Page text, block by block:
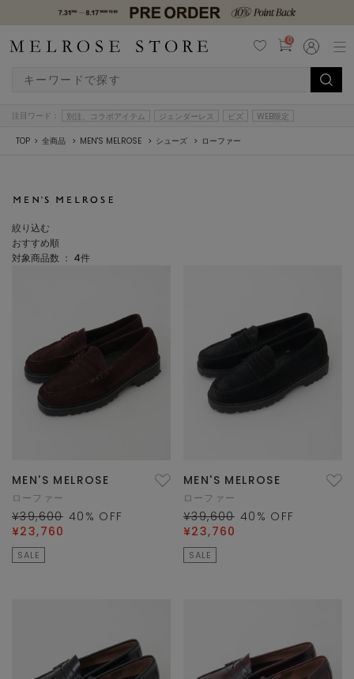
0
注目ワード： 別注、コラボアイテム ジェンダーレス ビズ WEB限定
TOP 全商品 MEN'S MELROSE シューズ ローファー
絞り込む
おすすめ順
対象商品数 ： 4件
MEN'S MELROSE
ローファー
¥39,600 40 % OFF
¥23,760
SALE
MEN'S MELROSE
ローファー
¥39,600 40 % OFF
¥23,760
SALE